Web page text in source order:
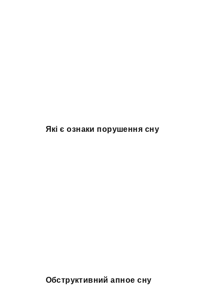
Які є ознаки порушення сну
Обструктивний апное сну